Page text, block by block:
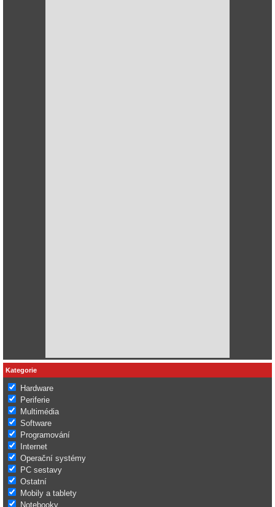
Kategorie
Hardware
Periferie
Multimédia
Software
Programování
Internet
Operační systémy
PC sestavy
Ostatní
Mobily a tablety
Notebooky